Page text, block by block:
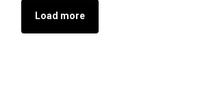
Load more